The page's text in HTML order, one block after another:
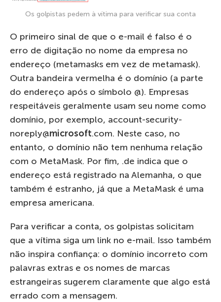
Os golpistas pedem à vítima para verificar sua conta
O primeiro sinal de que o e-mail é falso é o
erro de digitação no nome da empresa no
endereço (metamasks em vez de metamask).
Outra bandeira vermelha é o domínio (a parte
do endereço após o símbolo @). Empresas
respeitáveis ​​geralmente usam seu nome como
domínio, por exemplo, account-security-
noreply@microsoft.com. Neste caso, no
entanto, o domínio não tem nenhuma relação
com o MetaMask. Por fim, .de indica que o
endereço está registrado na Alemanha, o que
também é estranho, já que a MetaMask é uma
empresa americana.
Para verificar a conta, os golpistas solicitam
que a vítima siga um link no e-mail. Isso também
não inspira confiança: o domínio incorreto com
palavras extras e os nomes de marcas
estrangeiras sugerem claramente que algo está
errado com a mensagem.